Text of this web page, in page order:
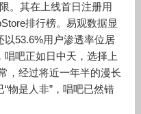
。其在上线首日注册用
排行榜。易观数据显
以53.6%用户渗透率位居
吧正如日中天，选择上
，经过将近一年半的漫长
物是人非”，唱吧已然错